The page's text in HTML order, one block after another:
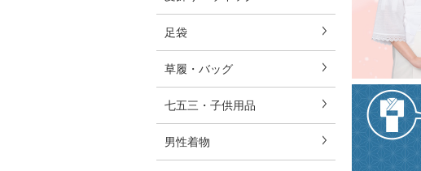
足袋
草履・バッグ
七五三・子供用品
男性着物